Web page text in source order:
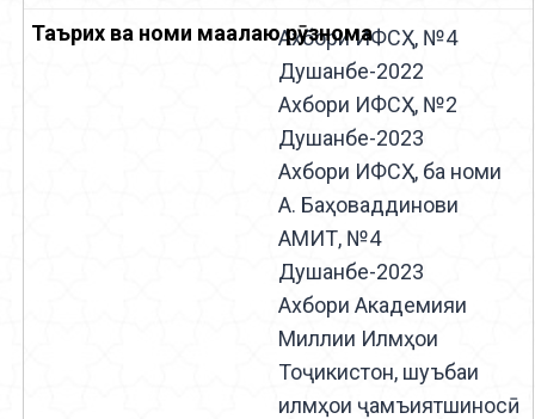
Ахбори ИФСҲ, №4
Душанбе-2022
Ахбори ИФСҲ, №2
Душанбе-2023
Ахбори ИФСҲ, ба номи
А. Баҳоваддинови
АМИТ, №4
Душанбе-2023
Ахбори Академияи
Миллии Илмҳои
Тоҷикистон, шуъбаи
илмҳои ҷамъиятшиносӣ